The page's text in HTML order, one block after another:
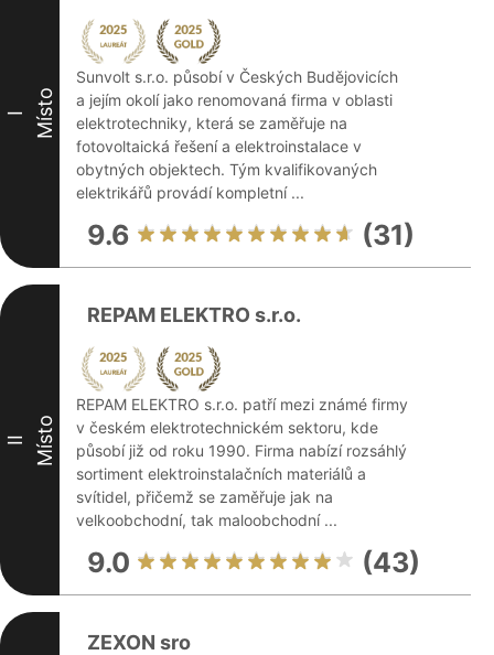
I Místo
Sunvolt s.r.o. působí v Českých Budějovicích
a jejím okolí jako renomovaná firma v oblasti
elektrotechniky, která se zaměřuje na
fotovoltaická řešení a elektroinstalace v
obytných objektech. Tým kvalifikovaných
elektrikářů provádí kompletní ...
9.6 (31)
II Místo
REPAM ELEKTRO s.r.o.
REPAM ELEKTRO s.r.o. patří mezi známé firmy
v českém elektrotechnickém sektoru, kde
působí již od roku 1990. Firma nabízí rozsáhlý
sortiment elektroinstalačních materiálů a
svítidel, přičemž se zaměřuje jak na
velkoobchodní, tak maloobchodní ...
9.0 (43)
ZEXON sro